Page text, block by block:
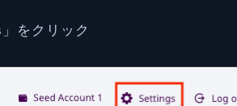
をクリック